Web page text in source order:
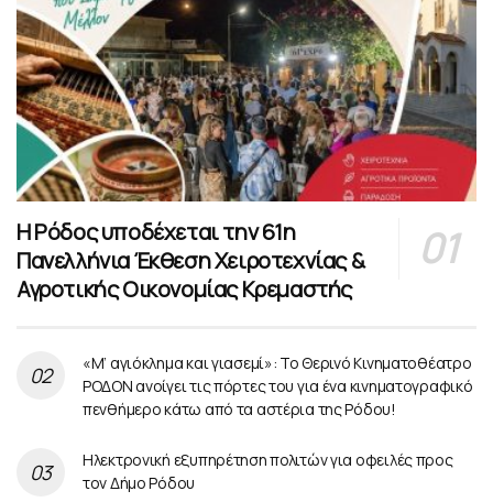
Η Ρόδος υποδέχεται την 61η
Πανελλήνια Έκθεση Χειροτεχνίας &
Αγροτικής Οικονομίας Κρεμαστής
«Μ’ αγιόκλημα και γιασεμί»: Το Θερινό Κινηματοθέατρο
ΡΟΔΟΝ ανοίγει τις πόρτες του για ένα κινηματογραφικό
πενθήμερο κάτω από τα αστέρια της Ρόδου!
Ηλεκτρονική εξυπηρέτηση πολιτών για οφειλές προς
τον Δήμο Ρόδου